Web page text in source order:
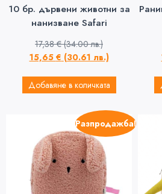
10 бр. дървени животни за
нанизване Safari
17,38€ (34.00 лв.)
15,65 € (30.61 лв.)
Добавяне в количката
Разпродажба!